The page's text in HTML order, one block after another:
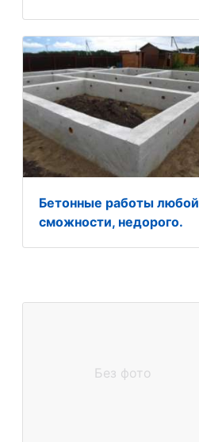
Бетонные работы любой
сможности, недорого.
Без фото